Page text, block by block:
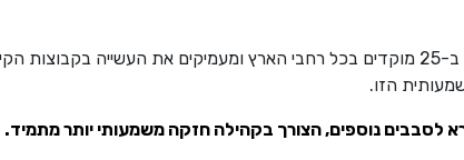
היום, אנו מתרחבים ופותחים קבוצות חדשות ב-25 מוקדים בכל רחבי הארץ ומעמיקים את העשייה
הזו.
לסבבים נוספים, הצורך בקהילה חזקה משמעותי יותר מתמיד.